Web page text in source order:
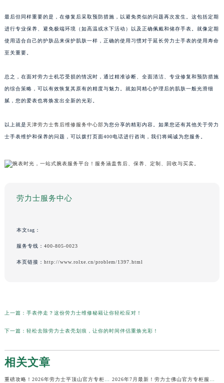
最后但同样重要的是，在修复后采取预防措施，以避免类似的问题再次发生。这包括定期
进行专业保养、避免极端环境（如高温或水下活动）以及正确佩戴和储存手表。就像定期
使用适合自己的护肤品来保护肌肤一样，正确的使用习惯对于延长劳力士手表的使用寿命
至关重要。
总之，在面对劳力士机芯受损的情况时，通过精准诊断、全面清洁、专业修复和预防措施
的综合策略，可以有效恢复其原有的精度与魅力。就如同精心护理后的肌肤一般光滑细
腻，您的爱表也将焕发出全新的光彩。
以上就是天津劳力士售后维修服务中心部为您分享的精彩内容。如果您还有其他关于劳力
士手表维护和保养的问题，可以拨打页面400电话进行咨询，我们将竭诚为您服务。
劳力士服务中心
本文tag：
服务专线： 400-805-0023
本页链接： http://www.rolxe.cn/problem/1397.html
上一篇： 手表停走？这份劳力士维修秘籍让你轻松应对！
下一篇： 轻松去除劳力士表壳划痕，让你的时间伴侣重焕光彩！
相关文章